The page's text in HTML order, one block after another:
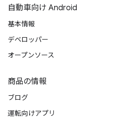
自動車向け Android
基本情報
デベロッパー
オープンソース
商品の情報
ブログ
運転向けアプリ